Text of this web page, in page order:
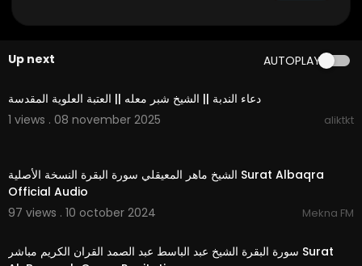
Up next AUTOPLAY
00:30:48
دعاء الندبة || الشيخ شبر معله || العتبة العلوية المقدسة
1 views . 08 november 2025
aliktkt
الشيخ ماهر المعيقلي سورة البقرة النسخة الأصلية Surat Albaqra
Official Audio
97 views . 10 october 2024
Mekna FM
سورة البقرة الشيخ عبد الباسط عبد الصمد القران الكريم مباشر Surat